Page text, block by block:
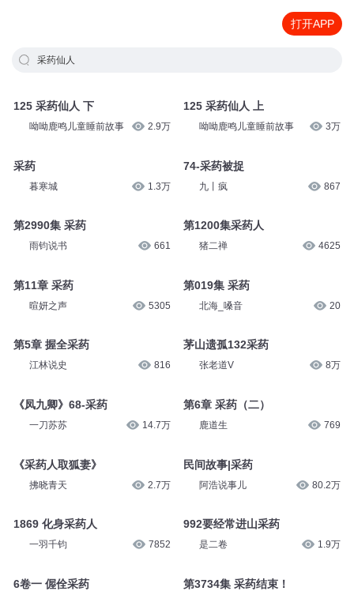
打开APP
采药仙人
125 采药仙人 下
呦呦鹿鸣儿童睡前故事 2.9万
采药
暮寒城 1.3万
第2990集 采药
雨钧说书 661
第11章 采药
暄妍之声 5305
第5章 握全采药
江林说史 816
《凤九卿》68-采药
一刀苏苏 14.7万
《采药人取狐妻》
拂晓青天 2.7万
1869 化身采药人
一羽千钧 7852
6卷一 偓佺采药
125 采药仙人 上
呦呦鹿鸣儿童睡前故事 3万
74-采药被捉
九丨疯 867
第1200集采药人
猪二禅 4625
第019集 采药
北海_嗓音 20
茅山遗孤132采药
张老道V 8万
第6章 采药（二）
鹿道生 769
民间故事|采药
阿浩说事儿 80.2万
992要经常进山采药
是二卷 1.9万
第3734集 采药结束！